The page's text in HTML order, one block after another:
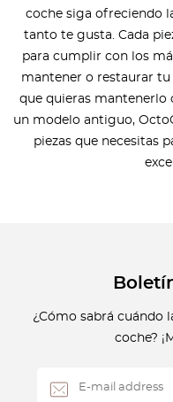
coche siga ofreciendo
tanto te gusta. Cada
para cumplir con los
mantener o restaurar tu
que quieras mantenerlo
un modelo antiguo,
piezas que necesitas
¿Cómo sabrá cuándo
coche?